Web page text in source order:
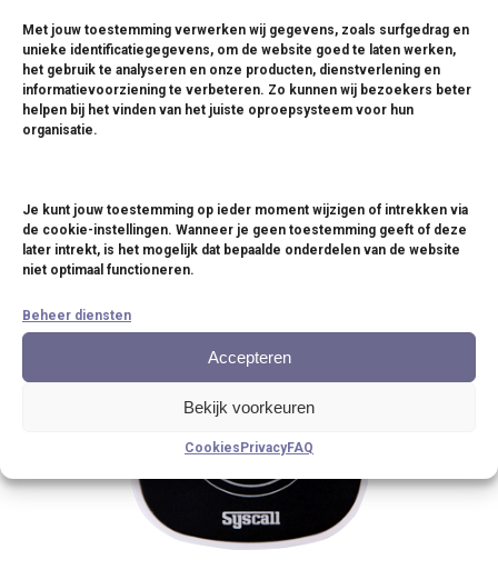
Met jouw toestemming verwerken wij gegevens, zoals surfgedrag en
unieke identificatiegegevens, om de website goed te laten werken,
het gebruik te analyseren en onze producten, dienstverlening en
informatievoorziening te verbeteren. Zo kunnen wij bezoekers beter
helpen bij het vinden van het juiste oproepsysteem voor hun
organisatie.
Je kunt jouw toestemming op ieder moment wijzigen of intrekken via
de cookie-instellingen. Wanneer je geen toestemming geeft of deze
later intrekt, is het mogelijk dat bepaalde onderdelen van de website
niet optimaal functioneren.
Beheer diensten
Accepteren
Bekijk voorkeuren
Cookies PrivacyFAQ
[ST-800_3B] 3 BUTTON BELL
Drie afzonderlijke functies (CALL, BILL, CLEAR) Door de
matglans afwerking, een extra premium uitstr...